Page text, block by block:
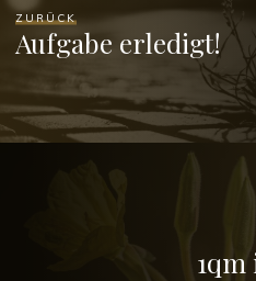
ZURÜCK
Aufgabe erledigt!